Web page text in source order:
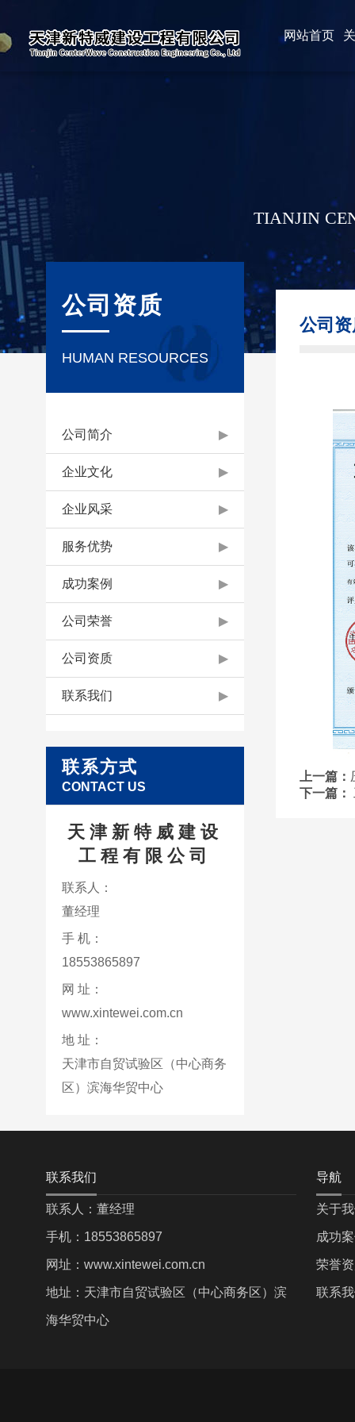
网站首页
TIANJIN
公司资质
HUMAN RESOURCES
公司简介 ▶
企业文化 ▶
企业风采 ▶
服务优势 ▶
成功案例 ▶
公司荣誉 ▶
公司资质 ▶
联系我们 ▶
联系方式
CONTACT US
天津新特威建设
工程有限公司
联系人：
董经理
手 机：
18553865897
网 址：
www.xintewei.com.cn
地 址：
天津市自贸试验区（中心商务
区）滨海华贸中心
公司
上一篇：
下一篇：
联系我们
联系人：董经理
手机：18553865897
网址：www.xintewei.com.cn
地址：天津市自贸试验区（中心商务区）滨
海华贸中心
导航
关于
成功
荣誉
联系